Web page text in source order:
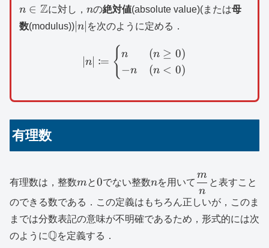
n\in
\mathbb{Z}
n ∈ Zに対し， n
nの絶対値(absolute value)(または母
数(modulus))|n|
∣ n∣ を次のように定める．
|n|\coloneqq
n∣ := {n
−n
(n ≥ 0)
(n < 0)
有理数
有理数は，整数m
mと0
0でない整数n
nを用いて \dfrac{m}
{n}
n
m
と表すこと
のできる数である．この定義はもちろん正しいが，このま
までは分数表記の意味が不明確であるため，形式的には次
のように\mathbb{Q}
Qを定義する．